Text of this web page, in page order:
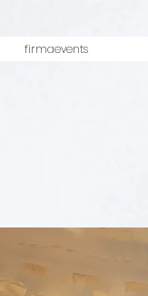
firmaevents